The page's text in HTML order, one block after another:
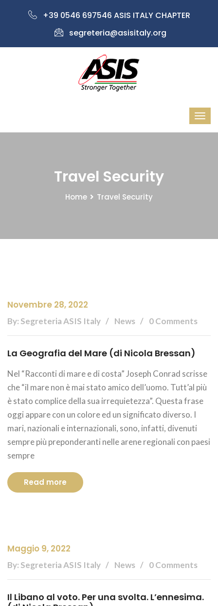
+39 0546 697546 ASIS ITALY CHAPTER
segreteria@asisitaly.org
Travel Security
Home Travel Security
Novembre 28, 2022
By: Segreteria ASIS Italy News 0 Comments
La Geografia del Mare (di Nicola Bressan)
Nel “Racconti di mare e di costa” Joseph Conrad scrisse
che “il mare non è mai stato amico dell’uomo. Tutt’al più
è stato complice della sua irrequietezza”. Questa frase
oggi appare con un colore ed un significato diverso. I
mari, nazionali e internazionali, sono, infatti, divenuti
sempre più preponderanti nelle arene regionali con paesi
sempre
Read more
Maggio 9, 2022
By: Segreteria ASIS Italy News 0 Comments
Il Libano al voto. Per una svolta. L’ennesima.